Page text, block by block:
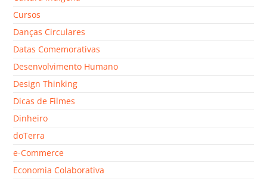
Cursos
Danças Circulares
Datas Comemorativas
Desenvolvimento Humano
Design Thinking
Dicas de Filmes
Dinheiro
doTerra
e-Commerce
Economia Colaborativa